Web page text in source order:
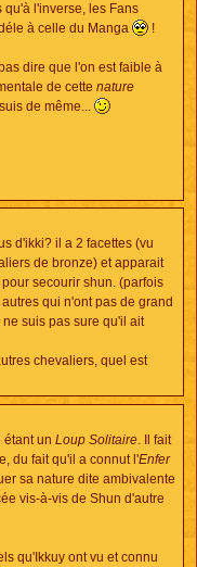
qu'à l'inverse, les Fans
à celle du Manga
!
dire que l'on est faible à
de cette nature
de même...
d'ikki? il a 2 facettes (vu
de bronze) et apparait
secourir shun. (parfois
qui n'ont pas de grand
suis pas sure qu'il ait
chevaliers, quel est
étant un Loup Solitaire . Il fait
du fait qu'il a connut l'Enfer
sa nature dite ambivalente
vis-à-vis de Shun d'autre
qu'Ikkuy ont vu et connu